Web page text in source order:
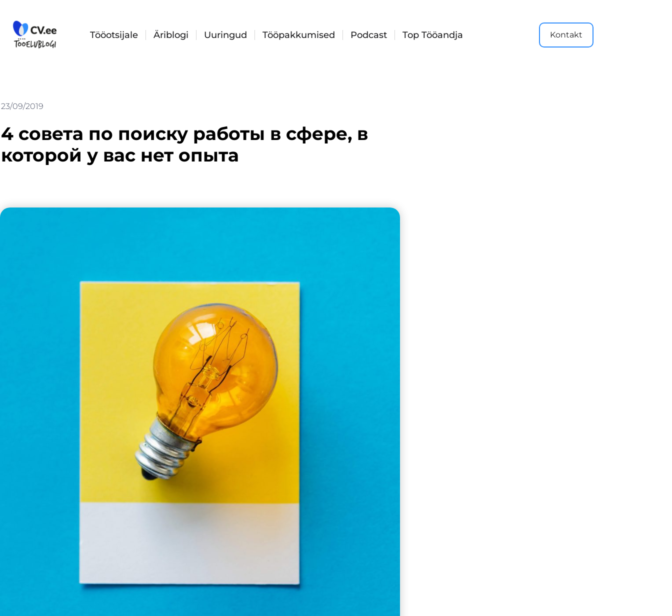
content
Tööotsijale Äriblogi Uuringud Tööpakkumised Podcast Top Tööandja Kontakt
23/09/2019
4 совета по поиску работы в сфере, в
которой у вас нет опыта